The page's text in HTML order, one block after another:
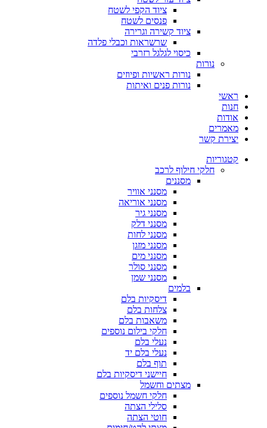
ציוד הקפי לשטח
פנסים לשטח
ציוד קשירה וגרירה
שרשראות וכבלי פלדה
כיסוי לגלגל רזרבי
נורות
נורות ראשיות ופיוזים
נורות פנים ואיתות
ראשי
חנות
אודות
מאמרים
יצירת קשר
קטגוריות
חלקי חילוף לרכב
מסננים
מסנני אוויר
מסנני אוריאה
מסנני גיר
מסנני דלק
מסנני לחות
מסנני מזגן
מסנני מים
מסנני סולר
מסנני שמן
בלמים
דיסקיות בלם
צלחות בלם
משאבות בלם
חלקי בילום נוספים
נעלי בלם
נעלי בלם יד
תוף בלם
חיישני דיסקיות בלם
מצתים וחשמל
חלקי חשמל נוספים
סלילי הצתה
חוטי הצתה